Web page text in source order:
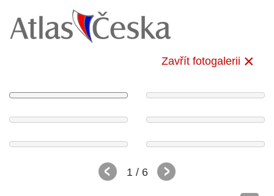
Zavřít fotogalerii
1/ 6